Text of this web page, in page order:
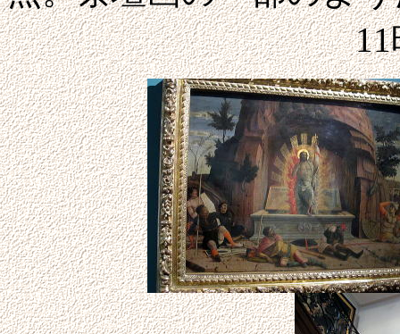
11時過ぎま